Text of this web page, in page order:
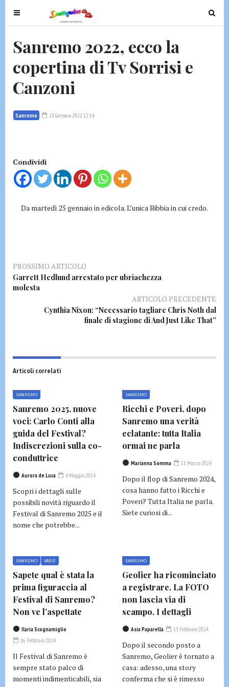
T
o
g
e
n
v
i
t
o
T
o
Sanremo 2022, ecco la
copertina di Tv Sorrisi e
Canzoni
Sanremo 23 Gennaio 2022 12:14
Condividi
Da martedì 25 gennaio in edicola. L’unica Bibbia in cui credo.
PROSSIMO ARTICOLO
Garrett Hedlund arrestato per ubriachezza
molesta
ARTICOLO PRECEDENTE
Cynthia Nixon: “Necessario tagliare Chris Noth dal
finale di stagione di And Just Like That”
Articoli correlati
SANREMO
Sanremo 2025, nuove
voci: Carlo Conti alla
guida del Festival?
Indiscrezioni sulla co-
conduttrice
Aurora de Luca 4 Maggio 2024
Scopri i dettagli sulle
possibili novità riguardo il
Festival di Sanremo 2025 e il
nome che potrebbe...
SANREMO
Ricchi e Poveri, dopo
Sanremo una verità
eclatante: tutta Italia
ormai ne parla
Marianna Somma 11 Marzo 2024
Dopo il flop di Sanremo 2024,
cosa hanno fatto i Ricchi e
Poveri? Tutta Italia ne parla.
Siete curiosi di...
SANREMO VARIE
Sapete qual è stata la
prima figuraccia al
Festival di Sanremo?
Non ve l’aspettate
Ilaria Scognamiglio
16 Febbraio 2024
Il Festival di Sanremo è
sempre stato palco di
momenti indimenticabili, sia
SANREMO
Geolier ha ricominciato
a registrare. La FOTO
non lascia via di
scampo. I dettagli
Asia Paparella 13 Febbraio 2024
Dopo il secondo posto a
Sanremo, Geolier è tornato a
casa: adesso, una story
conferma che si è rimesso